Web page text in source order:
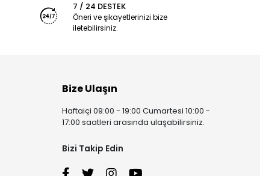
7 / 24 DESTEK
Öneri ve şikayetlerinizi bize
iletebilirsiniz.
Bize Ulaşın
Haftaiçi 09:00 - 19:00 Cumartesi 10:00 -
17:00 saatleri arasında ulaşabilirsiniz.
Bizi Takip Edin